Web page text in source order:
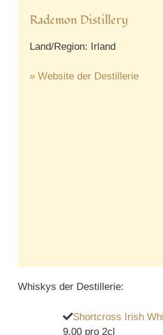
Rademon Distillery
Land/Region: Irland
» Website der Destillerie
Whiskys der Destillerie:
Shortcross Irish
9,00 pro 2cl